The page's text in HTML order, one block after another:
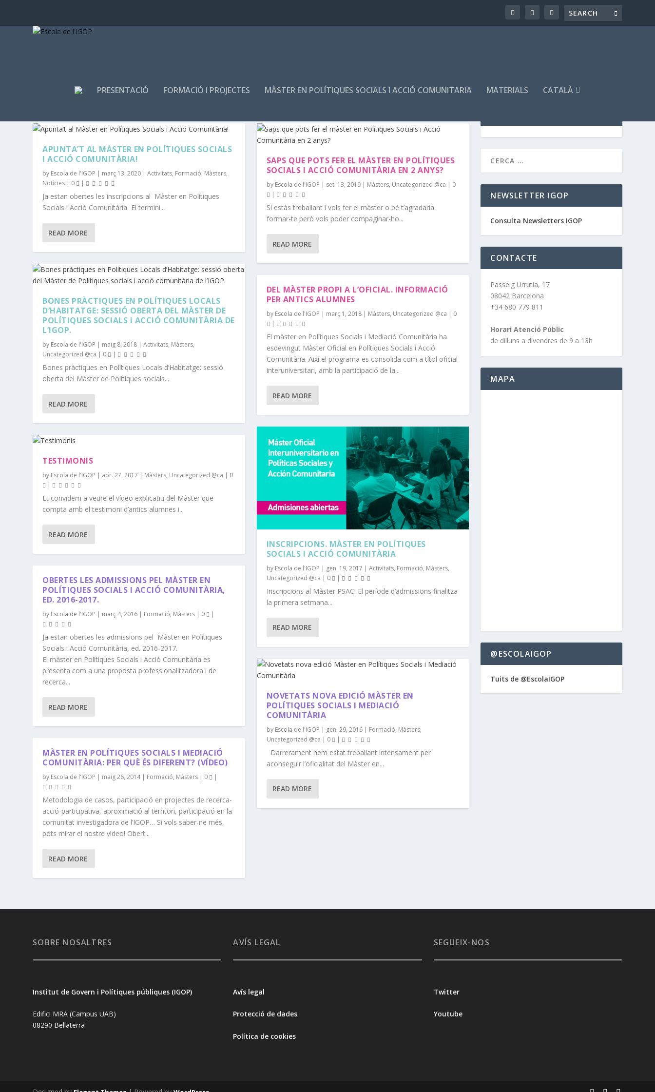
PRESENTACIÓ FORMACIÓ I PROJECTES MÀSTER EN POLÍTIQUES SOCIALS I ACCIÓ COMUNITARIA MATERIALS CATALÀ
APUNTA’T AL MÀSTER EN POLÍTIQUES SOCIALS
I ACCIÓ COMUNITÀRIA!
by Escola de l'IGOP | març 13, 2020 |Activitats, Formació, Màsters,
Notícies | 0 |
Ja estan obertes les inscripcions al Màster en Polítiques
Socials i Acció Comunitària El termini...
READ MORE
BONES PRÀCTIQUES EN POLÍTIQUES LOCALS
D’HABITATGE: SESSIÓ OBERTA DEL MÀSTER DE
POLÍTIQUES SOCIALS I ACCIÓ COMUNITÀRIA DE
L’IGOP.
by Escola de l'IGOP | maig 8, 2018 |Activitats, Màsters,
Uncategorized @ca | 0 |
Bones pràctiques en Polítiques Locals d’Habitatge: sessió
oberta del Màster de Polítiques socials...
READ MORE
TESTIMONIS
by Escola de l'IGOP | abr. 27, 2017 | Màsters, Uncategorized @ca | 0
|
Et convidem a veure el vídeo explicatiu del Màster que
compta amb el testimoni d’antics alumnes i...
READ MORE
OBERTES LES ADMISSIONS PEL MÀSTER EN
POLÍTIQUES SOCIALS I ACCIÓ COMUNITÀRIA,
ED. 2016-2017.
by Escola de l'IGOP | març 4, 2016 | Formació, Màsters | 0 |
Ja estan obertes les admissions pel Màster en Polítiques
Socials i Acció Comunitària, ed. 2016-2017.
El màster en Polítiques Socials i Acció Comunitària es
presenta com a una proposta professionalitzadora i de
recerca...
READ MORE
MÀSTER EN POLÍTIQUES SOCIALS I MEDIACIÓ
COMUNITÀRIA: PER QUÈ ÉS DIFERENT? (VÍDEO)
by Escola de l'IGOP | maig 26, 2014| Formació, Màsters | 0 |
Metodologia de casos, participació en projectes de recerca-
acció-participativa, aproximació al territori, participació en la
comunitat investigadora de l’IGOP… Si vols saber-ne més,
pots mirar el nostre vídeo! Obert...
READ MORE
SAPS QUE POTS FER EL MÀSTER EN POLÍTIQUES
SOCIALS I ACCIÓ COMUNITÀRIA EN 2 ANYS?
by Escola de l'IGOP | set. 13, 2019| Màsters, Uncategorized @ca | 0
|
Si estàs treballant i vols fer el màster o bé t’agradaria
formar-te però vols poder compaginar-ho...
READ MORE
DEL MÀSTER PROPI A L’OFICIAL. INFORMACIÓ
PER ANTICS ALUMNES
by Escola de l'IGOP | març 1, 2018| Màsters, Uncategorized @ca | 0
|
El màster en Polítiques Socials i Mediació Comunitària ha
esdevingut Màster Oficial en Polítiques Socials i Acció
Comunitària. Així el programa es consolida com a títol oficial
interuniversitari, amb la participació de la...
READ MORE
INSCRIPCIONS. MÀSTER EN POLÍTIQUES
SOCIALS I ACCIÓ COMUNITÀRIA
by Escola de l'IGOP | gen. 19, 2017 | Activitats, Formació, Màsters,
Uncategorized @ca | 0 |
Inscripcions al Màster PSAC! El període d’admissions finalitza
la primera setmana...
READ MORE
NOVETATS NOVA EDICIÓ MÀSTER EN
POLÍTIQUES SOCIALS I MEDIACIÓ
COMUNITÀRIA
by Escola de l'IGOP | gen. 29, 2016| Formació, Màsters,
Uncategorized @ca | 0 |
Darrerament hem estat treballant intensament per
aconseguir l’oficialitat del Màster en...
READ MORE
NEWSLETTER IGOP
Consulta Newsletters IGOP
CONTACTE
Passeig Urrutia, 17
08042 Barcelona
+34 680 779 811
Horari Atenció Públic
de dilluns a divendres de 9 a 13h
MAPA
@ESCOLAIGOP
Tuits de @EscolaIGOP
SOBRE NOSALTRES
Institut de Govern i Polítiques públiques (IGOP)
Edifici MRA (Campus UAB)
08290 Bellaterra
AVÍS LEGAL
Avís legal
Protecció de dades
Política de cookies
SEGUEIX-NOS
Twitter
Youtube